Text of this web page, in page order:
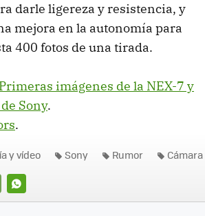
darle ligereza y resistencia, y
mejora en la autonomía para
400 fotos de una tirada.
Primeras imágenes de la NEX-7 y
Sony.
.
WHATSAPP
y vídeo Sony Rumor Cámara